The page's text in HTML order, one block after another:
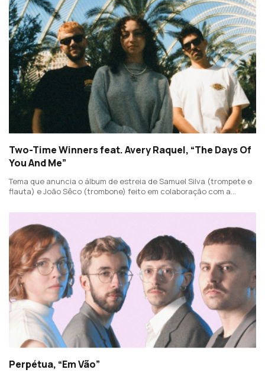
Two-Time Winners feat. Avery Raquel, “The Days Of
You And Me”
Tema que anuncia o álbum de estreia de Samuel Silva (trompete e
flauta) e João Sêco (trombone) feito em colaboração com a
Perpétua, “Em Vão”